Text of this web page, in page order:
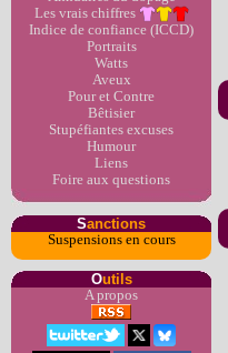
Les vrais chiffres
Indice de confiance (ICCD)
Portraits
Watts
Aveux
Pour et Contre
Bêtisier
Stupéfiantes excuses
Humour
Liens
Foire aux questions
Sanctions
Suspensions en cours
Outils
A propos